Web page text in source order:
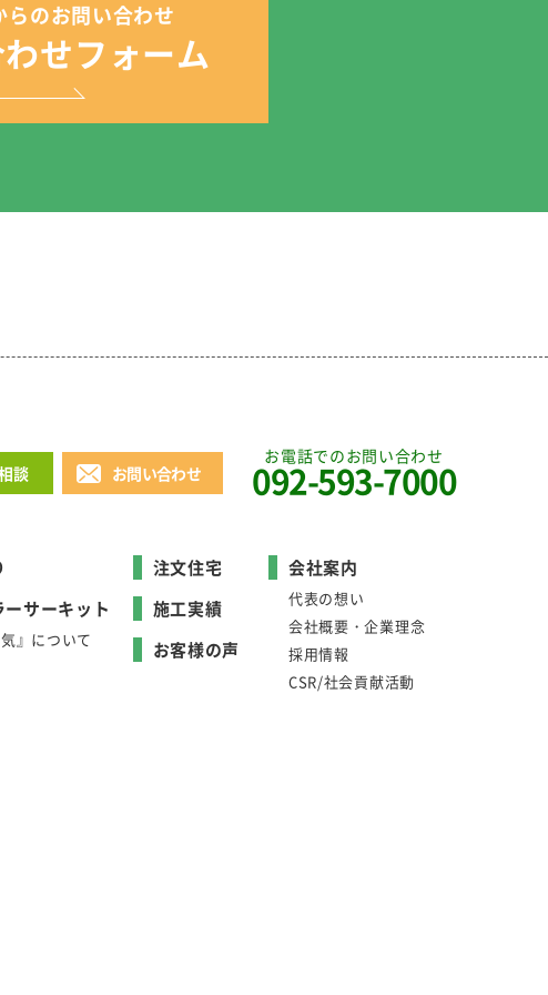
らのお問い合わせ
せフォーム
談 お問い合わせ
お電話でのお問い合わせ
092-593-7000
サーキット
』について
注文住宅
施工実績
お客様の声
会社案内
代表の想い
会社概要・企業理念
採用情報
CSR/社会貢献活動